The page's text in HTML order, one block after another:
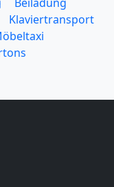
Klaviertransport